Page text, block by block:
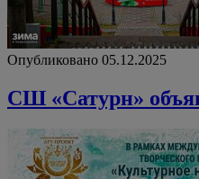
Опубликовано 05.12.2025
СШ «Сатурн»